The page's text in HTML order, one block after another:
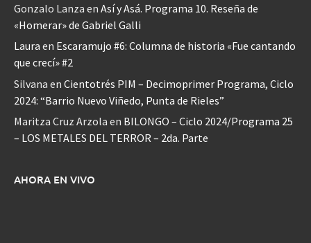
Gonzalo Lanza en Así y Asá. Programa 10. Reseña de
«Homerar» de Gabriel Galli
Laura en Escaramujo #6: Columna de historia «Fue cantando
que crecí» #2
Silvana en Cientotrés PIM – Decimoprimer Programa, Ciclo
2024: “Barrio Nuevo Viñedo, Punta de Rieles”
Maritza Cruz Arzola en BILONGO – Ciclo 2024/Programa 25
– LOS METALES DEL TERROR – 2da. Parte
AHORA EN VIVO